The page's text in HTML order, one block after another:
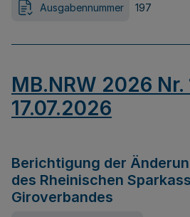
Ausgabennummer 197
MB.NRW 2026 Nr.
17.07.2026
Berichtigung der
des Rheinischen
Giroverbandes